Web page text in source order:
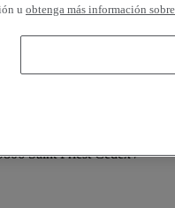
a los productos y servicios
34 de la ley francesa
Saint Priest Cedex /
u obtenga más información